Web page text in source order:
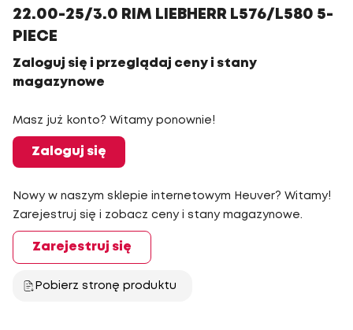
22.00-25/3.0 RIM LIEBHERR L576/L580 5-
PIECE
Zaloguj się i przeglądaj ceny i stany
magazynowe
Masz już konto? Witamy ponownie!
Zaloguj się
Nowy w naszym sklepie internetowym Heuver? Witamy!
Zarejestruj się i zobacz ceny i stany magazynowe.
Zarejestruj się
Pobierz stronę produktu